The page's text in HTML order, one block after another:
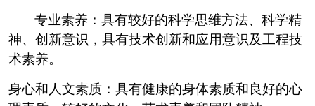
专业素养：具有较好的科学思维方法、科学精
神、创新意识，具有技术创新和应用意识及工程技
术素养。
身心和人文素质：具有健康的身体素质和良好的心